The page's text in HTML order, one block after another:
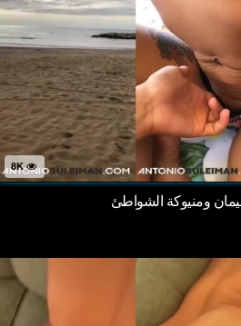
8K
ومنيوكة الشواطئ